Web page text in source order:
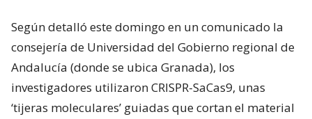
Según detalló este domingo en un comunicado la
consejería de Universidad del Gobierno regional de
Andalucía (donde se ubica Granada), los
investigadores utilizaron CRISPR-SaCas9, unas
‘tijeras moleculares’ guiadas que cortan el material